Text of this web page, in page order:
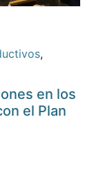
,
en los
el Plan